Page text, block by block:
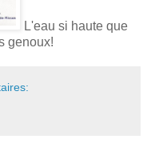
L'eau si haute que
genoux!